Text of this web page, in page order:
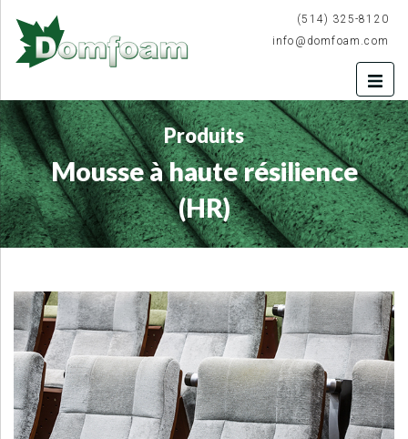
(514) 325-8120
info@domfoam.com
Produits
Mousse à haute résilience
(HR)